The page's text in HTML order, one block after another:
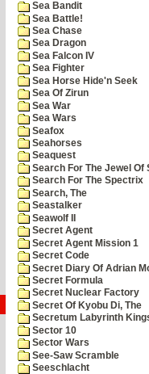
Sea Bandit
Sea Battle!
Sea Chase
Sea Dragon
Sea Falcon IV
Sea Fighter
Sea Horse Hide'n Seek
Sea Of Zirun
Sea War
Sea Wars
Seafox
Seahorses
Seaquest
Search For The Jewel Of
Search For The Spectrix
Search, The
Seastalker
Seawolf II
Secret Agent
Secret Agent Mission 1
Secret Code
Secret Diary Of Adrian
Secret Formula
Secret Nuclear Factory
Secret Of Kyobu Di, The
Secretum Labyrinth
Sector 10
Sector Wars
See-Saw Scramble
Seeschlacht